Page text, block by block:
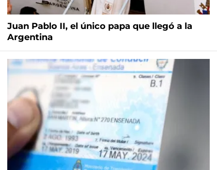
Juan Pablo II, el único papa que llegó a la
Argentina